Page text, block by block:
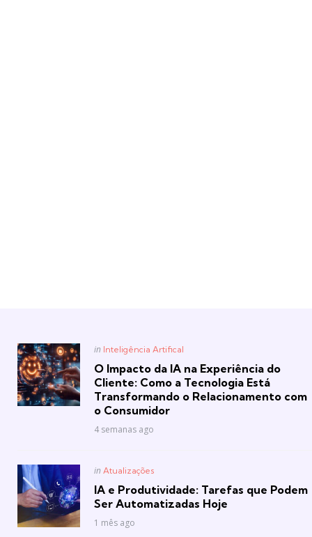
Posted
in Inteligência Artifical
O Impacto da IA na Experiência do
Cliente: Como a Tecnologia Está
Transformando o Relacionamento com
o Consumidor
4 semanas ago
Posted
in Atualizações
IA e Produtividade: Tarefas que Podem
Ser Automatizadas Hoje
1 mês ago